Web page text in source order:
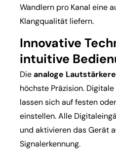
Wandlern pro Kanal eine
Klangqualität liefern.
Innovative
intuitive
Dieanaloge
höchste Präzision.
lassen sich auf festen
einstellen. Alle
und aktivieren das Gerät
Signalerkennung.